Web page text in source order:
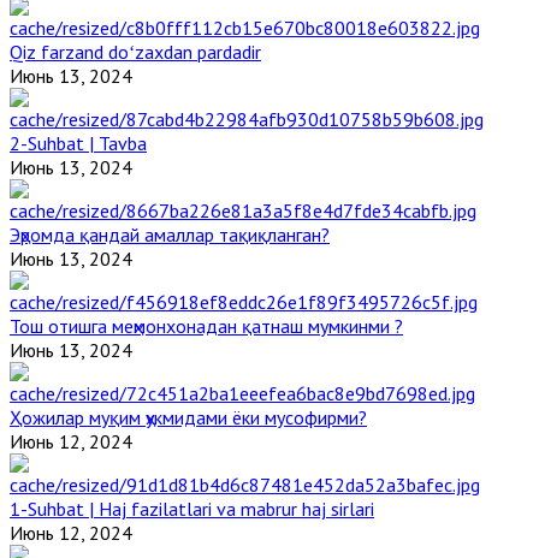
Qiz farzand doʻzaxdan pardadir
Июнь 13, 2024
2-Suhbat | Tavba
Июнь 13, 2024
Эҳромда қандай амаллар тақиқланган?
Июнь 13, 2024
Тош отишга меҳмонхонадан қатнаш мумкинми ?
Июнь 13, 2024
Ҳожилар муқим ҳукмидами ёки мусофирми?
Июнь 12, 2024
1-Suhbat | Haj fazilatlari va mabrur haj sirlari
Июнь 12, 2024